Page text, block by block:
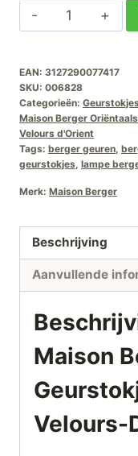
Maison
Berger
Giftset
Velours-
D'Orient
aantal
EAN: 3127290077417
SKU: 006828
Categorieën:
Maison Berger Oriëntaals
Velours d'Orient
Tags: berger geuren,
geurstokjes, lampe
Merk: Maison Berger
Beschrijving
Aanvullende
Maison
Velours-